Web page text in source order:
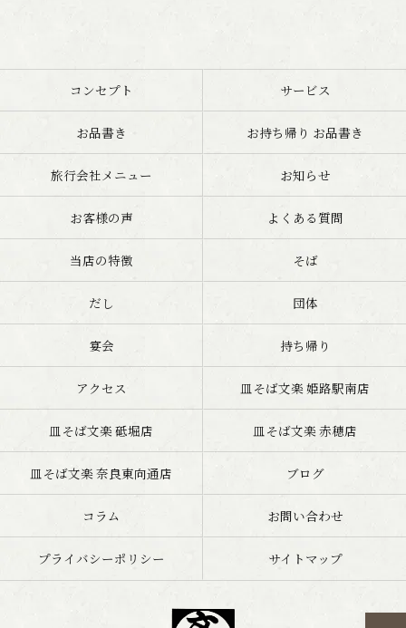
コンセプト サービス
お品書き お持ち帰り お品書き
旅行会社メニュー お知らせ
お客様の声 よくある質問
当店の特徴 そば
だし 団体
宴会 持ち帰り
アクセス 皿そば文楽 姫路駅南店
皿そば文楽 砥堀店 皿そば文楽 赤穂店
皿そば文楽 奈良東向通店 ブログ
コラム お問い合わせ
プライバシーポリシー サイトマップ